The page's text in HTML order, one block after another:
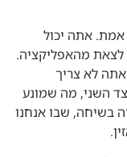
אתה יכול
לצאת מהאפליקציה.
לא צריך
השני, מה שמונע
בשיחה, שבו אנחנו